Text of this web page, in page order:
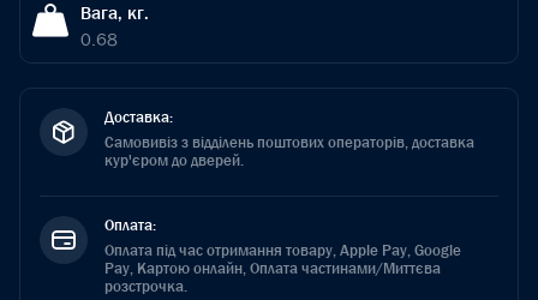
Вага, кг.
0.68
Доставка:
Самовивіз з відділень поштових операторів, доставка
кур'єром до дверей.
Оплата:
Оплата під час отримання товару, Apple Pay, Google
Pay, Картою онлайн, Оплата частинами/Миттєва
розстрочка.